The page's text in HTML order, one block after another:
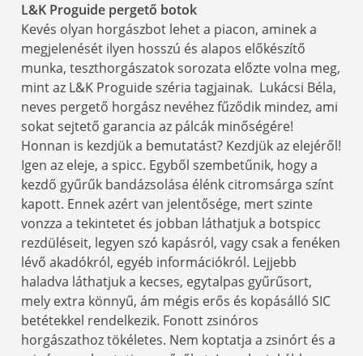
L&K Proguide pergető botok
Kevés olyan horgászbot lehet a piacon, aminek a
megjelenését ilyen hosszú és alapos előkészítő
munka, teszthorgászatok sorozata előzte volna meg,
mint az L&K Proguide széria tagjainak. Lukácsi Béla,
neves pergető horgász nevéhez fűződik mindez, ami
sokat sejtető garancia az pálcák minőségére!
Honnan is kezdjük a bemutatást? Kezdjük az elejéről!
Igen az eleje, a spicc. Egyből szembetűnik, hogy a
kezdő gyűrűk bandázsolása élénk citromsárga színt
kapott. Ennek azért van jelentősége, mert szinte
vonzza a tekintetet és jobban láthatjuk a botspicc
rezdüléseit, legyen szó kapásról, vagy csak a fenéken
lévő akadókról, egyéb információkról. Lejjebb
haladva láthatjuk a kecses, egytalpas gyűrűsort,
mely extra könnyű, ám mégis erős és kopásálló SIC
betétekkel rendelkezik. Fonott zsinóros
horgászathoz tökéletes. Nem koptatja a zsinórt és a